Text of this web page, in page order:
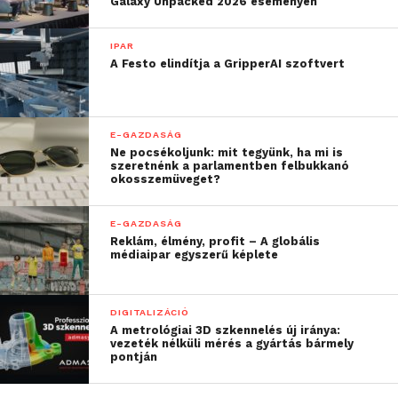
lakások árában nincs számottevő különbség,
döntően 700-800 ezer forintos négyzetméteráron
keltek el.
További friss híreket talál a
Csatlakozzon hozzánk aFacebookonis!
IPAR
A Festo elindítja a GripperAI szoftvert
E-GAZDASÁG
Ne pocsékoljunk: mit tegyünk, ha mi is
szeretnénk a parlamentben felbukkanó
okosszemüveget?
E-GAZDASÁG
Reklám, élmény, profit – A globális
médiaipar egyszerű képlete
DIGITALIZÁCIÓ
A metrológiai 3D szkennelés új iránya:
vezeték nélküli mérés a gyártás bármely
pontján